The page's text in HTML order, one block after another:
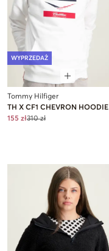
WYPRZEDAŻ
Tommy Hilfiger
TH X CF1 CHEVRON HOODIE
155 zł310 zł